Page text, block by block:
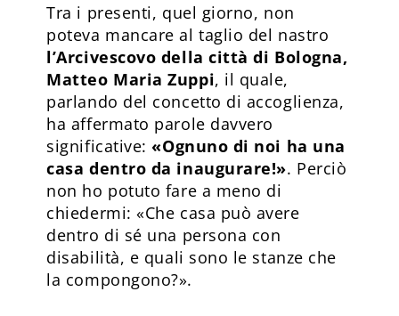
Tra i presenti, quel giorno, non
poteva mancare al taglio del nastro
l’Arcivescovo della città di Bologna,
Matteo Maria Zuppi, il quale,
parlando del concetto di accoglienza,
ha affermato parole davvero
significative: «Ognuno di noi ha una
casa dentro da inaugurare!». Perciò
non ho potuto fare a meno di
chiedermi: «Che casa può avere
dentro di sé una persona con
disabilità, e quali sono le stanze che
la compongono?».